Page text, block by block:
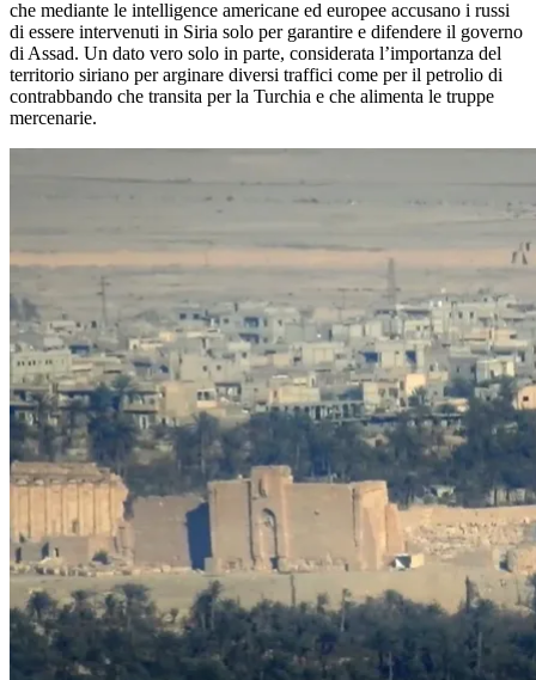
che mediante le intelligence americane ed europee accusano i russi
di essere intervenuti in Siria solo per garantire e difendere il governo
di Assad. Un dato vero solo in parte, considerata l’importanza del
territorio siriano per arginare diversi traffici come per il petrolio di
contrabbando che transita per la Turchia e che alimenta le truppe
mercenarie.